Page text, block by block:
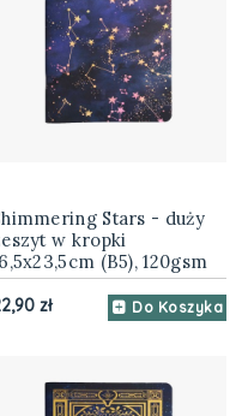
Stars - duży
w kropki
(B5), 120gsm
zł Do Koszyka